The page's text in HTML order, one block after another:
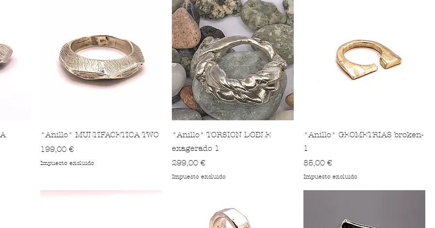
*Anillo* MULTIFACETICA TWO
Precio
199,00 €
Impuesto excluido
*Anillo* TORSION DOBLE
exagerado 1
Precio
299,00 €
Impuesto excluido
*Anillo* GEOMETRIAS broken-
1
Precio
85,00 €
Impuesto excluido